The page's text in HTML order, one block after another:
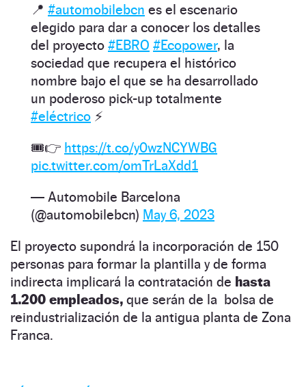
📍 #automobilebcn es el escenario
elegido para dar a conocer los detalles
del proyecto #EBRO #Ecopower, la
sociedad que recupera el histórico
nombre bajo el que se ha desarrollado
un poderoso pick-up totalmente
#eléctrico ⚡
🎟👉 https://t.co/y0wzNCYWBG
pic.twitter.com/omTrLaXdd1
— Automobile Barcelona
(@automobilebcn) May 6, 2023
El proyecto supondrá la incorporación de 150
personas para formar la plantilla y de forma
indirecta implicará la contratación de hasta
1.200 empleados, que serán de la bolsa de
reindustrialización de la antigua planta de Zona
Franca.